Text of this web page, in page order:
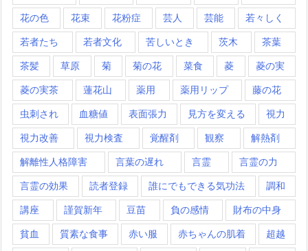
花の色 花束 花粉症 芸人 芸能 若々しく
若者たち 若者文化 苦しいとき 茨木 茶葉
茶髪 草原 菊 菊の花 菜食 菱 菱の実
菱の実茶 蓮花山 薬用 薬用リップ 藤の花
虫刺され 血糖値 表面張力 見方を変える 視力
視力改善 視力検査 覚醒剤 観察 解熱剤
解離性人格障害 言葉の遅れ 言霊 言霊の力
言霊の効果 読者登録 誰にでもできる気功法 調和
講座 謹賀新年 豆苗 負の感情 財布の中身
貧血 質素な食事 赤い服 赤ちゃんの肌着 超越